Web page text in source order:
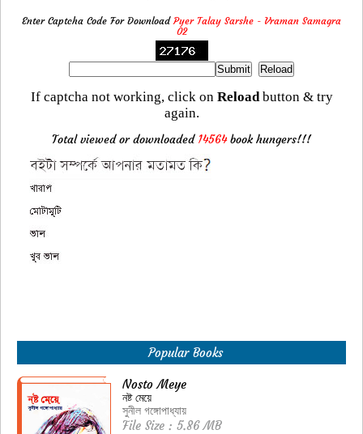
Enter Captcha Code For DownloadPyer Talay Sarshe - Vraman Samagra
02
If captcha not working, click on Reloadbutton & try
again.
Total viewed or downloaded 14564book hungers!!!
Popular Books
Nosto Meye
নষ্ট মেয়ে
সুনীল গঙ্গোপাধ্যায়
File Size : 5.86 MB